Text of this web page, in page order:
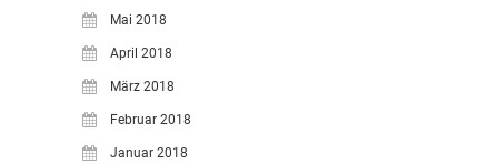
Mai 2018
April 2018
März 2018
Februar 2018
Januar 2018